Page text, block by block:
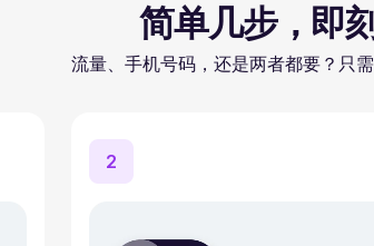
简单几步，即
流量、手机号码，还是两者都要？只需
2